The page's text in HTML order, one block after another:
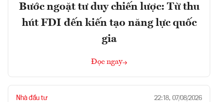
Bước ngoặt tư duy chiến lược: Từ thu
hút FDI đến kiến tạo năng lực quốc
gia
Đọc ngay
Nhà đầu tư 22:18, 07/08/2026